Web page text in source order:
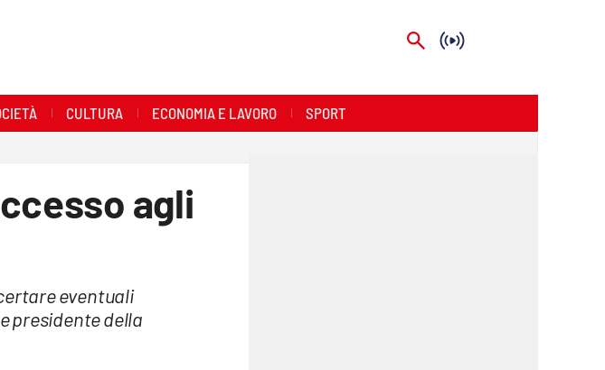
CULTURA ECONOMIA E LAVORO SPORT
agli
eventuali
presidente della